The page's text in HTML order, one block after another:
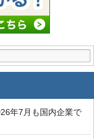
年7月も国内企業で